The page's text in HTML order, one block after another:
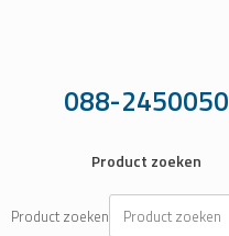
088-2450050
Product zoeken
Product zoeken